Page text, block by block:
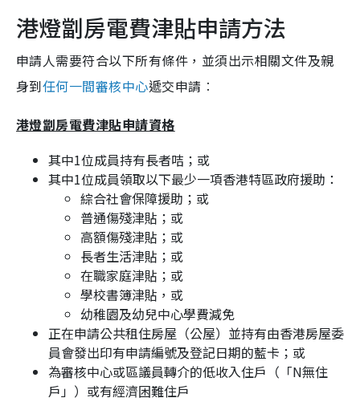
港燈劏房電費津貼申請方法
申請人需要符合以下所有條件，並須出示相關文件及親
身到任何一間審核中心遞交申請︰
港燈劏房電費津貼申請資格
其中1位成員持有長者咭；或
其中1位成員領取以下最少一項香港特區政府援助：
綜合社會保障援助；或
普通傷殘津貼；或
高額傷殘津貼；或
長者生活津貼；或
在職家庭津貼；或
學校書簿津貼，或
幼稚園及幼兒中心學費減免
正在申請公共租住房屋（公屋）並持有由香港房屋委
員會發出印有申請編號及登記日期的藍卡；或
為審核中心或區議員轉介的低收入住戶（「N無住
戶」）或有經濟困難住戶